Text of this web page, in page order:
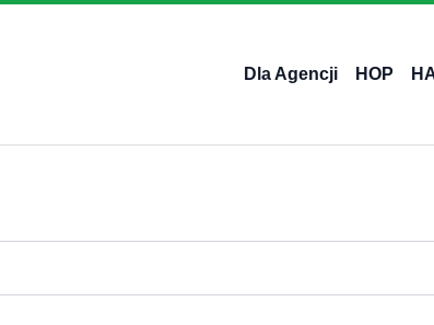
Dla Agencji HOP